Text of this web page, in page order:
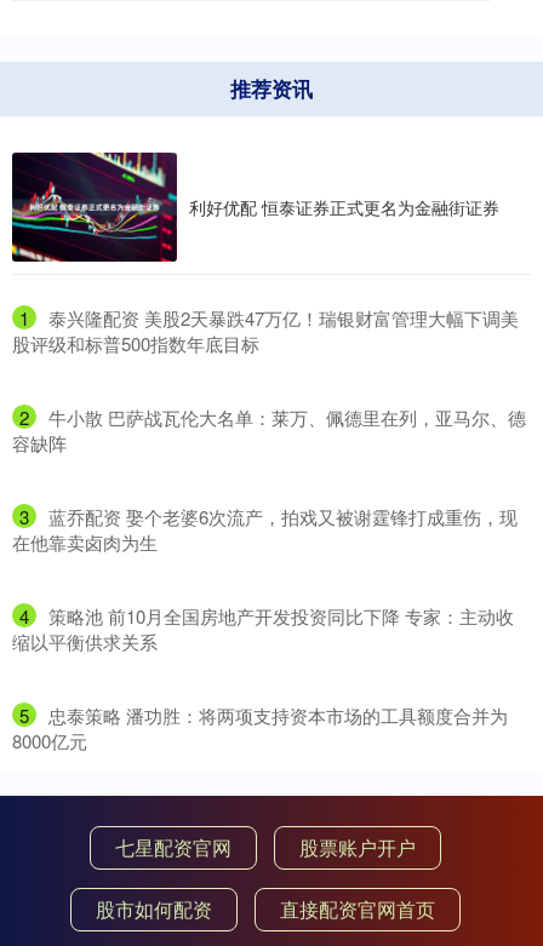
推荐资讯
利好优配 恒泰证券正式更名为金融街证券
1
​泰兴隆配资 美股2天暴跌47万亿！瑞银财富管理大幅下调美
股评级和标普500指数年底目标
2
​牛小散 巴萨战瓦伦大名单：莱万、佩德里在列，亚马尔、德
容缺阵
3
​蓝乔配资 娶个老婆6次流产，拍戏又被谢霆锋打成重伤，现
在他靠卖卤肉为生
4
​策略池 前10月全国房地产开发投资同比下降 专家：主动收
缩以平衡供求关系
5
​忠泰策略 潘功胜：将两项支持资本市场的工具额度合并为
8000亿元
七星配资官网 股票账户开户
股市如何配资 直接配资官网首页